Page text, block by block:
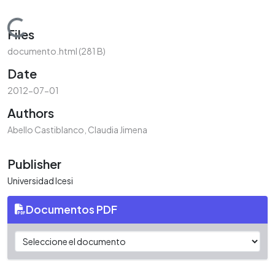
Loading...
Files
documento.html (281 B)
Date
2012-07-01
Authors
Abello Castiblanco, Claudia Jimena
Publisher
Universidad Icesi
Documentos PDF